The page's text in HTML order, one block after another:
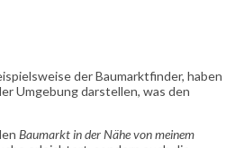
der Baumarktfinder, haben
Umgebung darstellen, was den
Baumarkt in der Nähe von meinem